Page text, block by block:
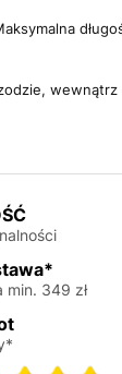
wewnątrz
min. 349 zł